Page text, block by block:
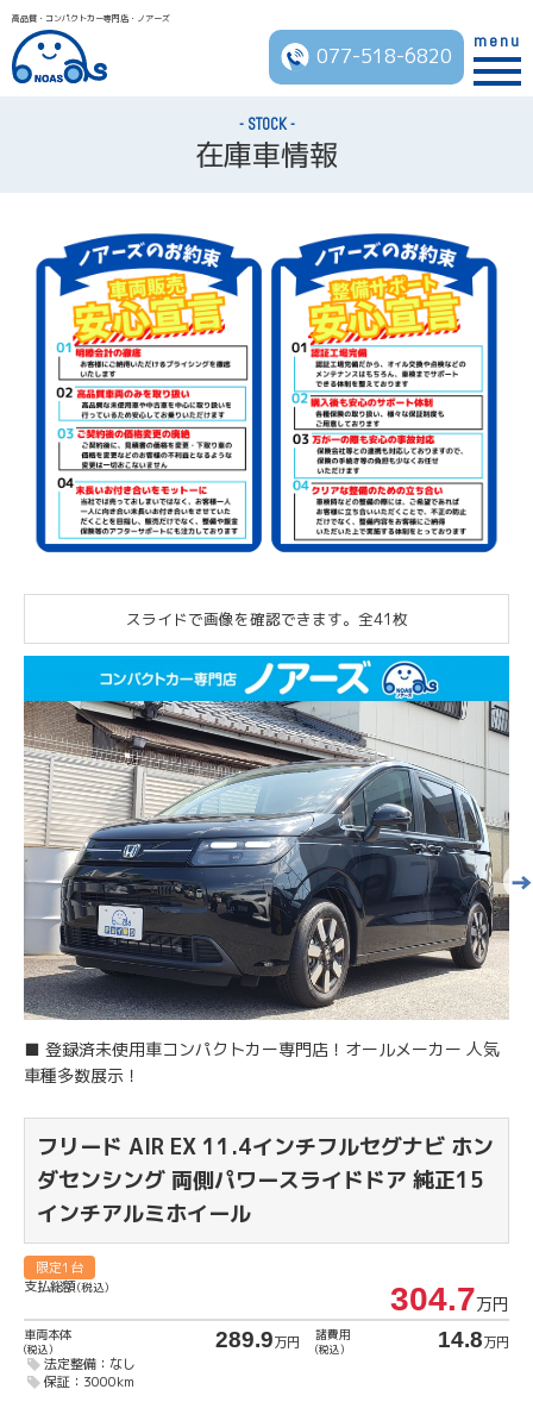
高品質・コンパクトカー専門店・ノアーズ
077-518-6820
menu
STOCK
在庫車情報
フリード AIR EX 11.4インチフルセグナビ ホン
ダセンシング 両側パワースライドドア 純正15
インチアルミホイール
スライドで画像を確認できます。 全41枚
■ 登録済未使用車コンパクトカー専門店！オールメーカー 人気
車種多数展示！
限定1台
支払総額(税込) 304.7万円
車両本体
(税込) 289.9万円 諸費用
(税込) 14.8万円
法定整備：なし
保証：3000km